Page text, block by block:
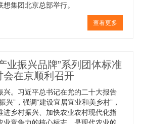
集团北京总部举行。
查看更多
业振兴品牌”系列团体标准
会在京顺利召开
兴。习近平总书记在党的二十大报告
兴”，强调“建设宜居宜业和美乡村”，
进乡村振兴、加快农业农村现代化指
业竞争力的核心标志，是现代农业的